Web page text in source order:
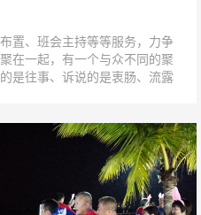
置、班会主持等等服务，力争
在一起，有一个与众不同的聚
是往事、诉说的是衷肠、流露